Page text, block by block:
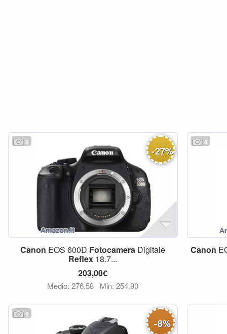
9
-27%
Canon EOS 600D Fotocamera Digitale
Reflex 18.7...
203,00€
Medio: 276,58 Min: 254,90
4
Canon
9
-8%